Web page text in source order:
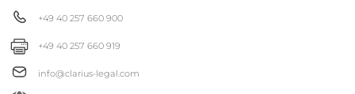
+49 40 257 660 900
+49 40 257 660 919
info@clarius-legal.com